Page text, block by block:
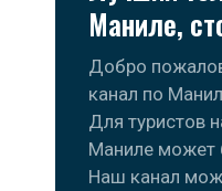
Маниле,
Добро
канал по
Для туристов
Маниле может
Наш канал